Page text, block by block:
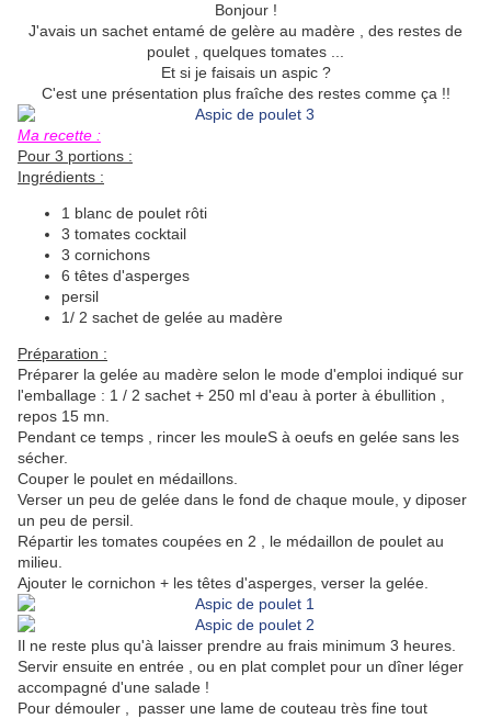
Bonjour !
J'avais un sachet entamé de gelère au madère , des restes de
poulet , quelques tomates ...
Et si je faisais un aspic ?
C'est une présentation plus fraîche des restes comme ça !!
Ma recette :
Pour 3 portions :
Ingrédients :
1 blanc de poulet rôti
3 tomates cocktail
3 cornichons
6 têtes d'asperges
persil
1/ 2 sachet de gelée au madère
Préparation :
Préparer la gelée au madère selon le mode d'emploi indiqué sur
l'emballage : 1 / 2 sachet + 250 ml d'eau à porter à ébullition ,
repos 15 mn.
Pendant ce temps , rincer les mouleS à oeufs en gelée sans les
sécher.
Couper le poulet en médaillons.
Verser un peu de gelée dans le fond de chaque moule, y diposer
un peu de persil.
Répartir les tomates coupées en 2 , le médaillon de poulet au
milieu.
Ajouter le cornichon + les têtes d'asperges, verser la gelée.
Il ne reste plus qu'à laisser prendre au frais minimum 3 heures.
Servir ensuite en entrée , ou en plat complet pour un dîner léger
accompagné d'une salade !
Pour démouler , passer une lame de couteau très fine tout